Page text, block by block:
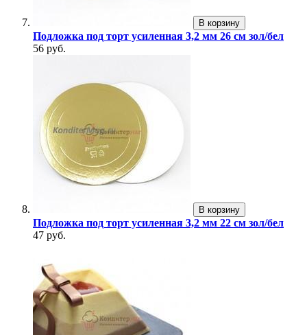
В корзину
Подложка под торт усиленная 3,2 мм 26 см зол/бел
56 руб.
В корзину
Подложка под торт усиленная 3,2 мм 22 см зол/бел
47 руб.